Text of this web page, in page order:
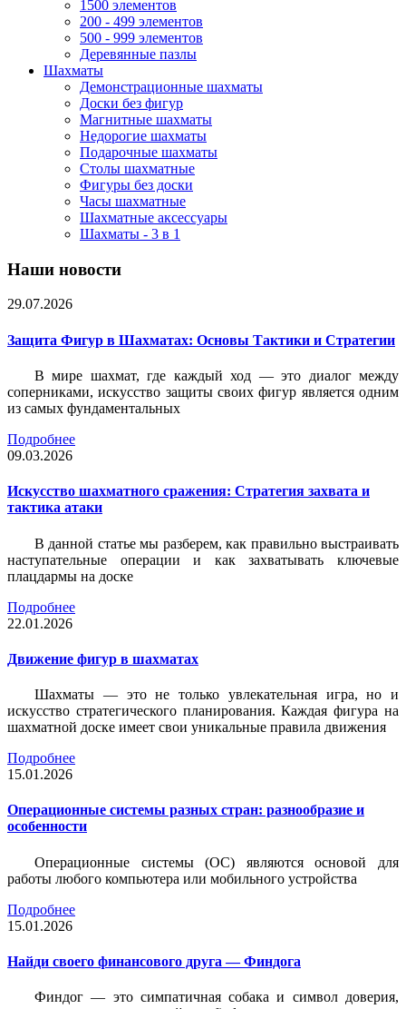
1500 элементов
200 - 499 элементов
500 - 999 элементов
Деревянные пазлы
Шахматы
Демонстрационные шахматы
Доски без фигур
Магнитные шахматы
Недорогие шахматы
Подарочные шахматы
Столы шахматные
Фигуры без доски
Часы шахматные
Шахматные аксессуары
Шахматы - 3 в 1
Наши новости
29.07.2026
Защита Фигур в Шахматах: Основы Тактики и Стратегии
В мире шахмат, где каждый ход — это диалог между
соперниками, искусство защиты своих фигур является одним
из самых фундаментальных
Подробнее
09.03.2026
Искусство шахматного сражения: Стратегия захвата и
тактика атаки
В данной статье мы разберем, как правильно выстраивать
наступательные операции и как захватывать ключевые
плацдармы на доске
Подробнее
22.01.2026
Движение фигур в шахматах
Шахматы — это не только увлекательная игра, но и
искусство стратегического планирования. Каждая фигура на
шахматной доске имеет свои уникальные правила движения
Подробнее
15.01.2026
Операционные системы разных стран: разнообразие и
особенности
Операционные системы (ОС) являются основой для
работы любого компьютера или мобильного устройства
Подробнее
15.01.2026
Найди своего финансового друга — Финдога
Финдог — это симпатичная собака и символ доверия,